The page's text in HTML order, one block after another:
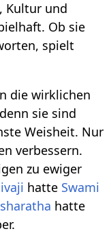
, Kultur und
Ob sie
spielt
die wirklichen
sie sind
Weisheit. Nur
verbessern.
zu ewiger
hatte Swami
hatte